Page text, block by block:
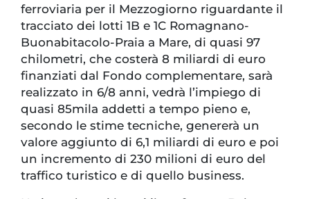
ferroviaria per il Mezzogiorno riguardante il
tracciato dei lotti 1B e 1C Romagnano-
Buonabitacolo-Praia a Mare, di quasi 97
chilometri, che costerà 8 miliardi di euro
finanziati dal Fondo complementare, sarà
realizzato in 6/8 anni, vedrà l’impiego di
quasi 85mila addetti a tempo pieno e,
secondo le stime tecniche, genererà un
valore aggiunto di 6,1 miliardi di euro e poi
un incremento di 230 milioni di euro del
traffico turistico e di quello business.